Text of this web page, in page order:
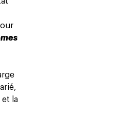
et la